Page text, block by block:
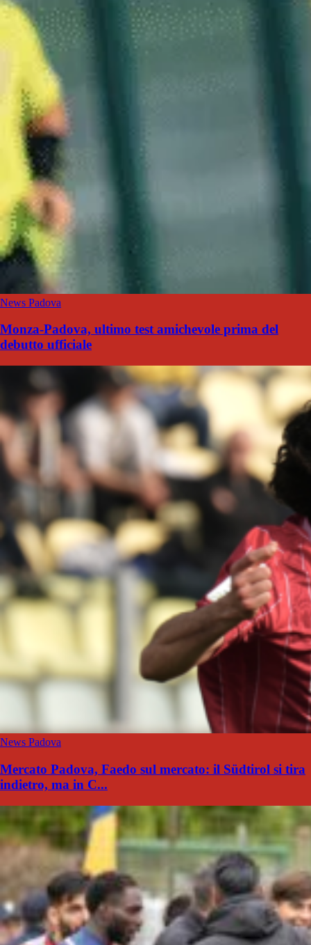
News Padova
Monza-Padova, ultimo test amichevole prima del
debutto ufficiale
News Padova
Mercato Padova, Faedo sul mercato: il Südtirol si tira
indietro, ma in C...